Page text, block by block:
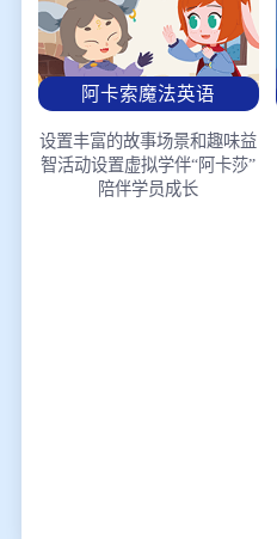
阿卡索魔法英语
设置丰富的故事场景和趣味益
智活动设置虚拟学伴“阿卡莎”
陪伴学员成长